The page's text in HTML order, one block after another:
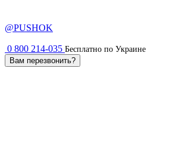
@PUSHOK
0 800 214-035 Бесплатно по Украине
Вам перезвонить?